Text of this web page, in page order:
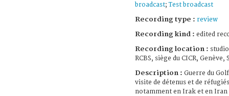
broadcast;Test broadcast
Recording type : review
Recording kind : edited
Recording location :
RCBS, siège du CICR, Genève,
Description : Guerre du
visite de détenus et de réfugiés
notamment en Irak et en Iran